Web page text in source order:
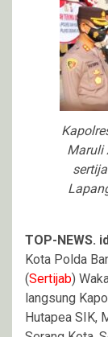
Maruli
TOP-NEWS.
Kota Polda
(Sertijab)
langsung
Hutapea SIK,